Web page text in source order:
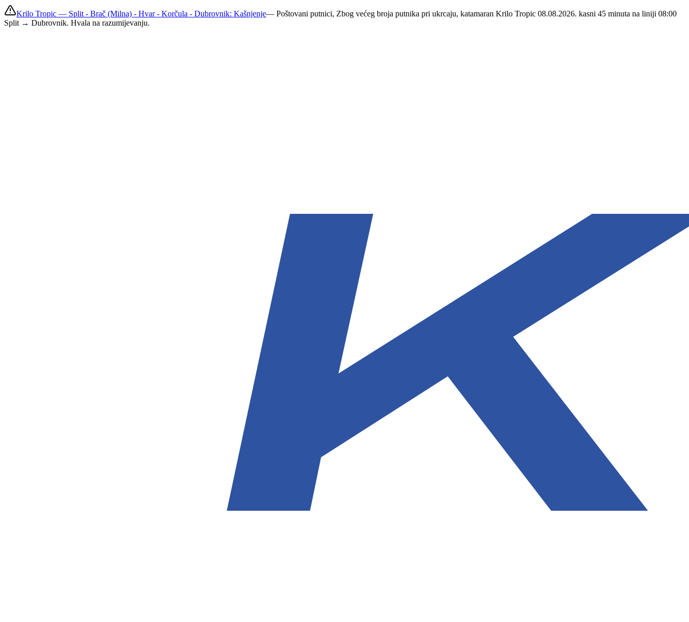
Krilo Tropic — Split - Brač (Milna) - Hvar - Korčula - Dubrovnik: Kašnjenje— Poštovani putnici, Zbog većeg broja putnika pri ukrcaju, katamaran Krilo Tropic 08.08.2026. kasni 45 minuta na liniji 08:00
Split → Dubrovnik. Hvala na razumijevanju.